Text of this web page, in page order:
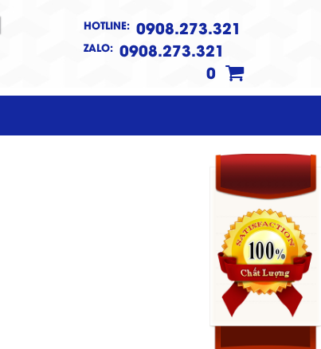
HOTLINE: 0908.273.321
ZALO: 0908.273.321
0